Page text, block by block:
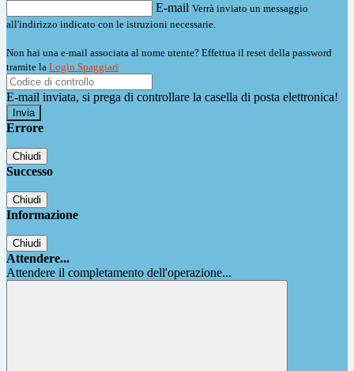
E-mail Verrà inviato un messaggio
all'indirizzo indicato con le istruzioni necessarie.
Non hai una e-mail associata al nome utente? Effettua il reset della password
tramite la Login Spaggiari
E-mail inviata, si prega di controllare la casella di posta elettronica!
Errore
Chiudi
Successo
Chiudi
Informazione
Chiudi
Attendere...
Attendere il completamento dell'operazione...